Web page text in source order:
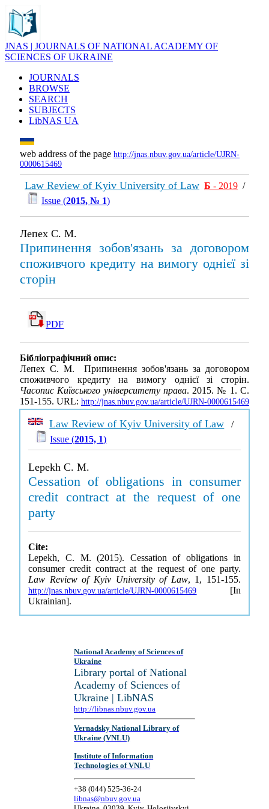
JNAS | JOURNALS OF NATIONAL ACADEMY OF
SCIENCES OF UKRAINE
JOURNALS
BROWSE
SEARCH
SUBJECTS
LibNAS UA
web address of the page http://jnas.nbuv.gov.ua/article/UJRN-
0000615469
Law Review of Kyiv University of Law Б - 2019 /
Issue (2015, № 1)
Лепех C. М.
Припинення зобов'язань за договором
споживчого кредиту на вимогу однієї зі
сторін
PDF
Бібліографічний опис:
Лепех C. М. Припинення зобов'язань за договором
споживчого кредиту на вимогу однієї зі сторін.
Часопис Київського університету права. 2015. № 1. С.
151-155. URL: http://jnas.nbuv.gov.ua/article/UJRN-0000615469
Law Review of Kyiv University of Law /
Issue (2015, 1)
Lepekh C. M.
Cessation of obligations in consumer
credit contract at the request of one
party
Cite:
Lepekh, C. M. (2015). Cessation of obligations in
consumer credit contract at the request of one party.
Law Review of Kyiv University of Law, 1, 151-155.
http://jnas.nbuv.gov.ua/article/UJRN-0000615469 [In
Ukrainian].
National Academy of Sciences of
Ukraine
Library portal of National
Academy of Sciences of
Ukraine | LibNAS
http://libnas.nbuv.gov.ua
Vernadsky National Library of
Ukraine (VNLU)
Institute of Information
Technologies of VNLU
+38 (044) 525-36-24
libnas@nbuv.gov.ua